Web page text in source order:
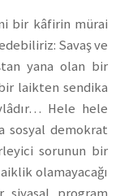
bir kâfirin mürai
Savaş ve
yana olan bir
laikten sendika
Hele hele
sosyal demokrat
sorunun bir
olamayacağı